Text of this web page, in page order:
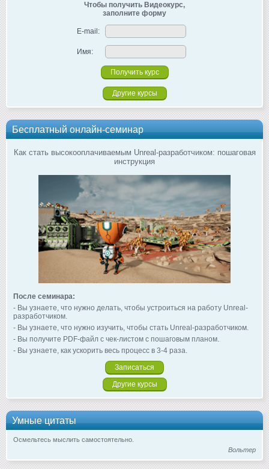
Чтобы получить Видеокурс,
заполните форму
E-mail:
Имя:
Другие курсы
Бесплатный онлайн-семинар
Как стать высокооплачиваемым Unreal-разработчиком: пошаговая
инструкция
После семинара:
- Вы узнаете, что нужно делать, чтобы устроиться на работу Unreal-
разработчиком.
- Вы узнаете, что нужно изучить, чтобы стать Unreal-разработчиком.
- Вы получите PDF-файл с чек-листом с пошаговым планом.
- Вы узнаете, как ускорить весь процесс в 3-4 раза.
Записаться
Другие курсы
Умные цитаты
Осмельтесь мыслить самостоятельно.
Вольтер